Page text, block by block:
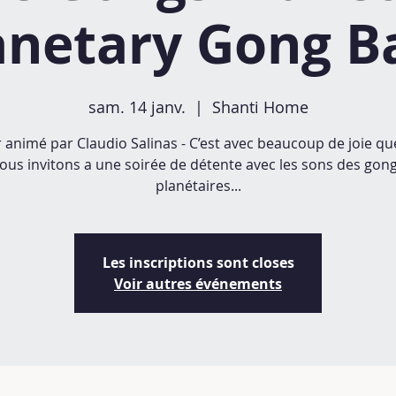
Gong
sam. 14 janv.
  |
Shanti Home
par Claudio Salinas - C’est avec beaucoup de joie
invitons a une soirée de détente avec les sons des
planétaires...
Les inscriptions sont closes
Voir autres événements